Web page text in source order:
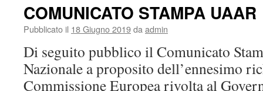
COMUNICATO STAMPA UAAR
Pubblicato il 18 Giugno 2019da admin
Di seguito pubblico il Comunicato
Nazionale a proposito dell’ennesimo
Commissione Europea rivolta al